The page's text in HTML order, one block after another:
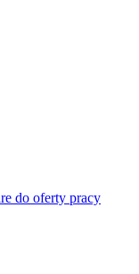
do oferty pracy